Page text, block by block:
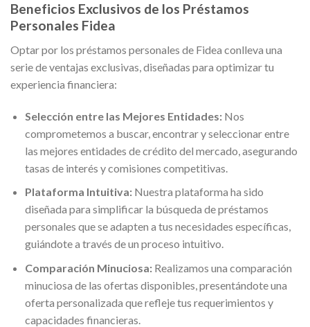
Beneficios Exclusivos de los Préstamos
Personales Fidea
Optar por los préstamos personales de Fidea conlleva una
serie de ventajas exclusivas, diseñadas para optimizar tu
experiencia financiera:
Selección entre las Mejores Entidades:Nos
comprometemos a buscar, encontrar y seleccionar entre
las mejores entidades de crédito del mercado, asegurando
tasas de interés y comisiones competitivas.
Plataforma Intuitiva:Nuestra plataforma ha sido
diseñada para simplificar la búsqueda de préstamos
personales que se adapten a tus necesidades específicas,
guiándote a través de un proceso intuitivo.
Comparación Minuciosa:Realizamos una comparación
minuciosa de las ofertas disponibles, presentándote una
oferta personalizada que refleje tus requerimientos y
capacidades financieras.